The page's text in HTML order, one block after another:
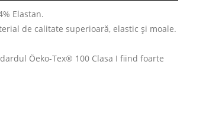
Elastan.
de calitate superioară, elastic și moale.
Öeko-Tex® 100 Clasa I fiind foarte